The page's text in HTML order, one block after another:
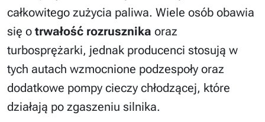
całkowitego zużycia paliwa. Wiele osób obawia
się o trwałość rozrusznika oraz
turbosprężarki, jednak producenci stosują w
tych autach wzmocnione podzespoły oraz
dodatkowe pompy cieczy chłodzącej, które
działają po zgaszeniu silnika.